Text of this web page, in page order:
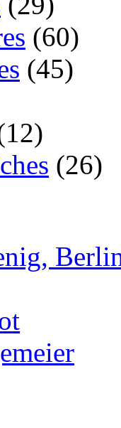
(60)
(45)
(26)